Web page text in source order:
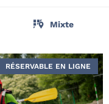
Mixte
RÉSERVABLE EN LIGNE